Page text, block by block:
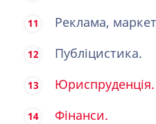
Реклама,
Публіцистика.
Юриспруденція.
Фінанси.